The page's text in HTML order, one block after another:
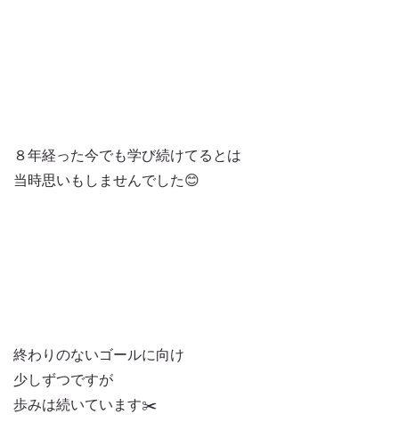
８年経った今でも学び続けてるとは
当時思いもしませんでした😊
終わりのないゴールに向け
少しずつですが
歩みは続いています✂️